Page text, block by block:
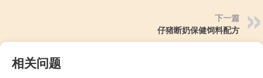
下一篇
仔猪断奶保健饲料配方
相关问题